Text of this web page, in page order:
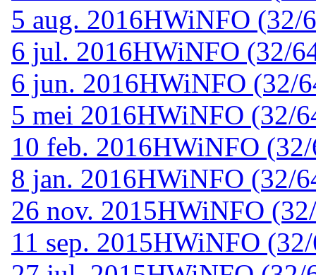
5 aug. 2016HWiNFO (32/
6 jul. 2016HWiNFO (32/
6 jun. 2016HWiNFO (32/
5 mei 2016HWiNFO (32/
10 feb. 2016HWiNFO
8 jan. 2016HWiNFO (32/
26 nov. 2015HWiNFO
11 sep. 2015HWiNFO